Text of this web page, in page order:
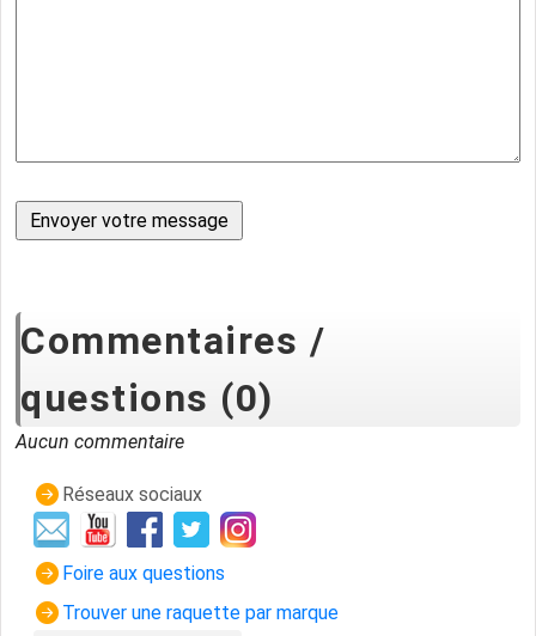
Commentaires /
questions (0)
Aucun commentaire
Réseaux sociaux
Foire aux questions
Trouver une raquette par marque